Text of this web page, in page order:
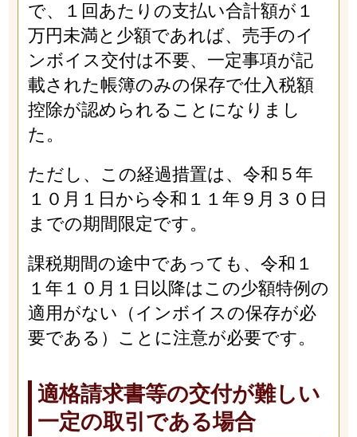
で、１回あたりの支払い合計額が１
万円未満と少額であれば、売手のイ
ンボイス交付は不要、一定事項が記
載された帳簿のみの保存で仕入税額
控除が認められることになりまし
た。
ただし、この経過措置は、令和５年
１０月１日から令和１１年９月３０日
までの期間限定です。
課税期間の途中であっても、令和１
１年１０月１日以降はこの少額特例の
適用がない（インボイスの保存が必
要である）ことに注意が必要です。
適格請求書等の交付が難しい
一定の取引である場合